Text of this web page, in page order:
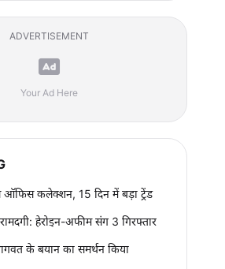
ADVERTISEMENT
Your Ad Here
ऑफिस कलेक्शन, 15 दिन में बड़ा ट्रेंड
हेरोइन-अफीम संग 3 गिरफ्तार
के बयान का समर्थन किया